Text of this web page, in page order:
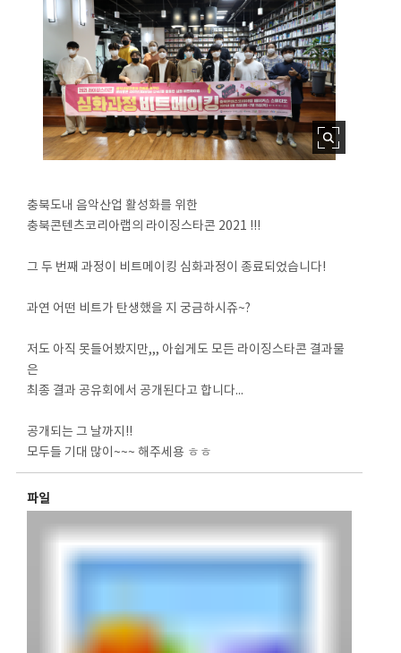
충북도내 음악산업 활성화를 위한
충북콘텐츠코리아랩의 라이징스타콘 2021 !!!
그 두 번째 과정이 비트메이킹 심화과정이 종료되었습니다!
과연 어떤 비트가 탄생했을 지 궁금하시쥬~?
저도 아직 못들어봤지만,,, 아쉽게도 모든 라이징스타콘 결과물
은
최종 결과 공유회에서 공개된다고 합니다...
공개되는 그 날까지!!
모두들 기대 많이~~~ 해주세용 ㅎㅎ
파일